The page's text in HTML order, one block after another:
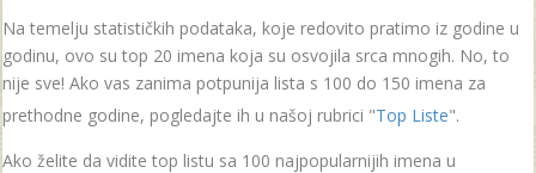
Na temelju statističkih podataka, koje redovito pratimo iz godine u
godinu, ovo su top 20 imena koja su osvojila srca mnogih. No, to
nije sve! Ako vas zanima potpunija lista s 100 do 150 imena za
prethodne godine, pogledajte ih u našoj rubrici "Top Liste".
Ako želite da vidite top listu sa 100 najpopularnijih imena u